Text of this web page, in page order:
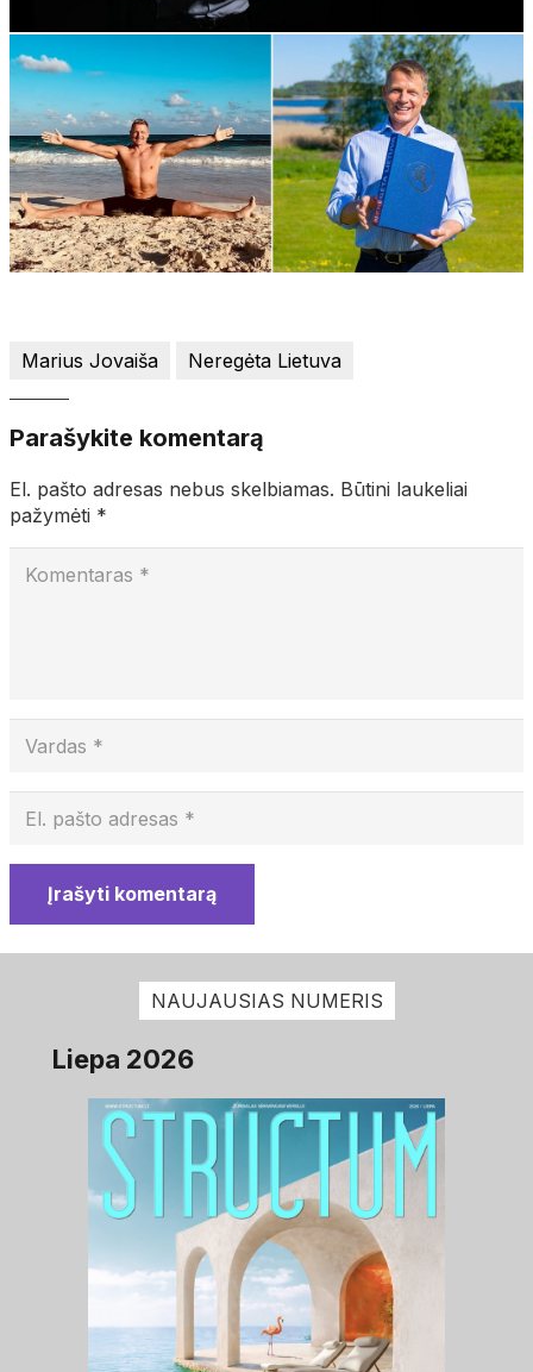
Marius Jovaiša Neregėta Lietuva
Parašykite komentarą
El. pašto adresas nebus skelbiamas. Būtini laukeliai
pažymėti *
Įrašyti komentarą
NAUJAUSIAS NUMERIS
Liepa 2026